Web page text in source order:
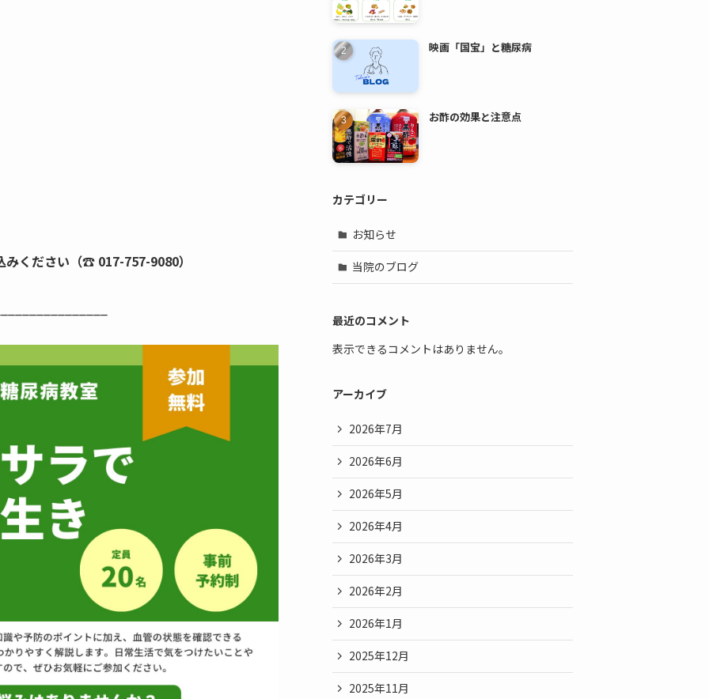
ください（☎ 017-757-9080）
映画「国宝」と糖尿病
お酢の効果と注意点
カテゴリー
お知らせ
当院のブログ
最近のコメント
表示できるコメントはありません。
アーカイブ
2026年7月
2026年6月
2026年5月
2026年4月
2026年3月
2026年2月
2026年1月
2025年12月
2025年11月